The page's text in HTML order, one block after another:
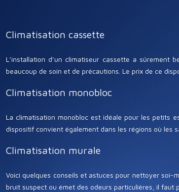
Climatisation cassette
L’installation d’un climatiseur cassette a sûrement
beaucoup de soin et de précautions. Le prix de ce
Climatisation monobloc
La climatisation monobloc est idéale pour les petits
dispositif convient également dans les régions où les
Climatisation murale
Voici quelques conseils et astuces pour nettoyer soi-
bruit suspect ou émet des odeurs particulières, il faut